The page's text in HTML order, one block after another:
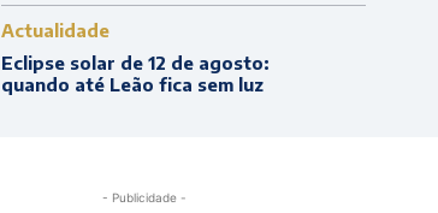
Actualidade
Eclipse solar de 12 de agosto:
quando até Leão fica sem luz
- Publicidade -